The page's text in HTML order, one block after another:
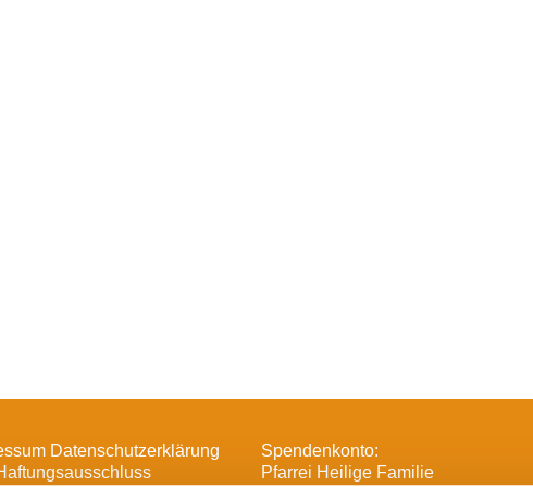
Datenschutzerklärung
Spendenkonto:
Pfarrei Heilige Familie